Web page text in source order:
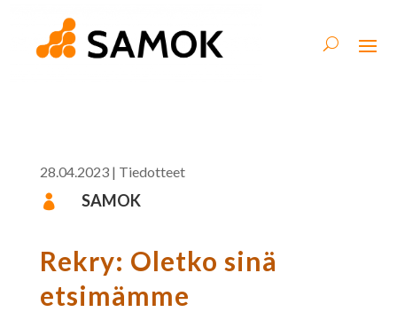
28.04.2023| Tiedotteet
 SAMOK
Rekry: Oletko sinä
etsimämme